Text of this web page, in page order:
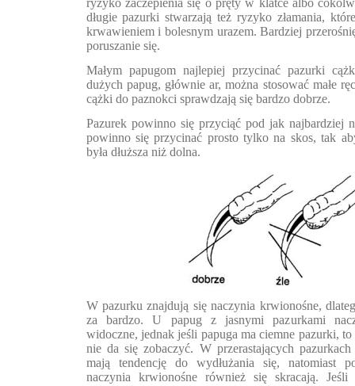
ryzyko zaczepienia się o pręty w klatce albo
długie pazurki stwarzają też ryzyko złamania,
krwawieniem i bolesnym urazem. Bardziej
poruszanie się.
Małym papugom najlepiej przycinać pazurki
dużych papug, głównie ar, można stosować małe
cążki do paznokci sprawdzają się bardzo dobrze.
Pazurek powinno się przyciąć pod jak najbardziej
powinno się przycinać prosto tylko na skos, tak
była dłuższa niż dolna.
W pazurku znajdują się naczynia krwionośne,
za bardzo. U papug z jasnymi pazurkami
widoczne, jednak jeśli papuga ma ciemne pazurki,
nie da się zobaczyć. W przerastających
mają tendencję do wydłużania się, natomiast
naczynia krwionośne również się skracają.